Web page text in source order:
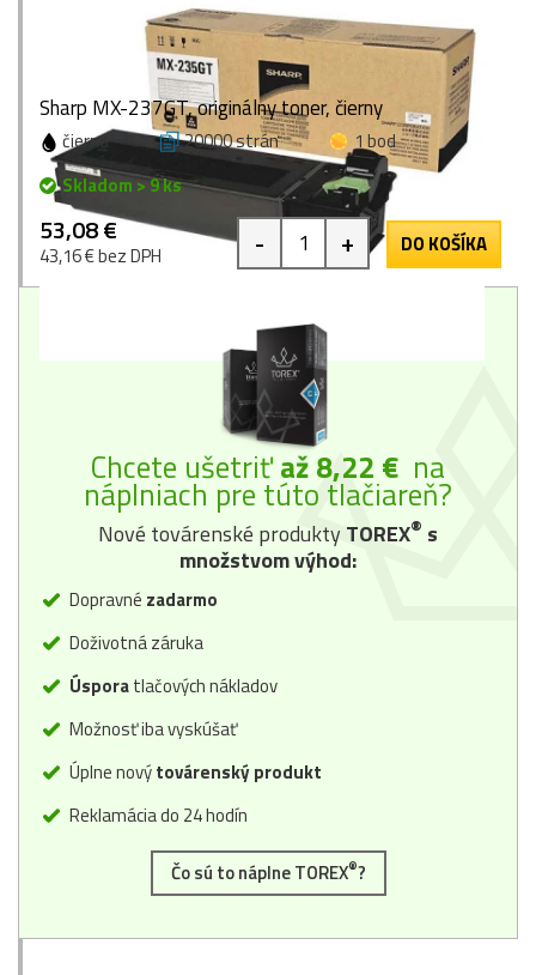
Sharp MX-237GT, originálny toner, čierny
čierna 20000 strán
1 bod
Skladom > 9 ks
53,08 €
43,16 € bez DPH - + DO KOŠÍKA
Chcete ušetriťaž 8,22 € na
náplniach pre túto tlačiareň?
Nové továrenské produktyTOREX® s
množstvom výhod:
Dopravné zadarmo
Doživotná záruka
Úsporatlačových nákladov
Možnosť iba vyskúšať
Úplne novýtovárenský produkt
Reklamácia do 24 hodín
Čo sú to náplne TOREX®?